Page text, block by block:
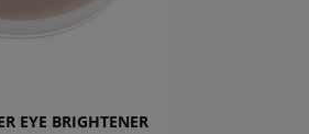
EYE BRIGHTENER